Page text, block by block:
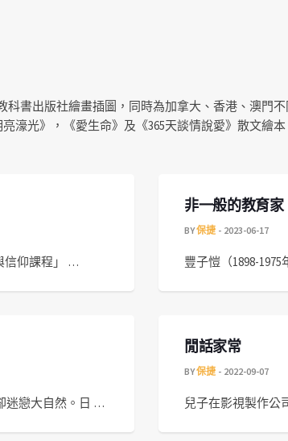
書出版社繪畫插圖，同時為加拿大、香港、澳門
濠光》，《愛生命》及《365天談情說愛》散文繪本
信仰課程」 …
非一般的教育家
BY保捷 2023-06-17
豐子愷（1898-
迷戀大自然。日 …
閒話家常
BY保捷 2022-09-07
兒子在影視製作公